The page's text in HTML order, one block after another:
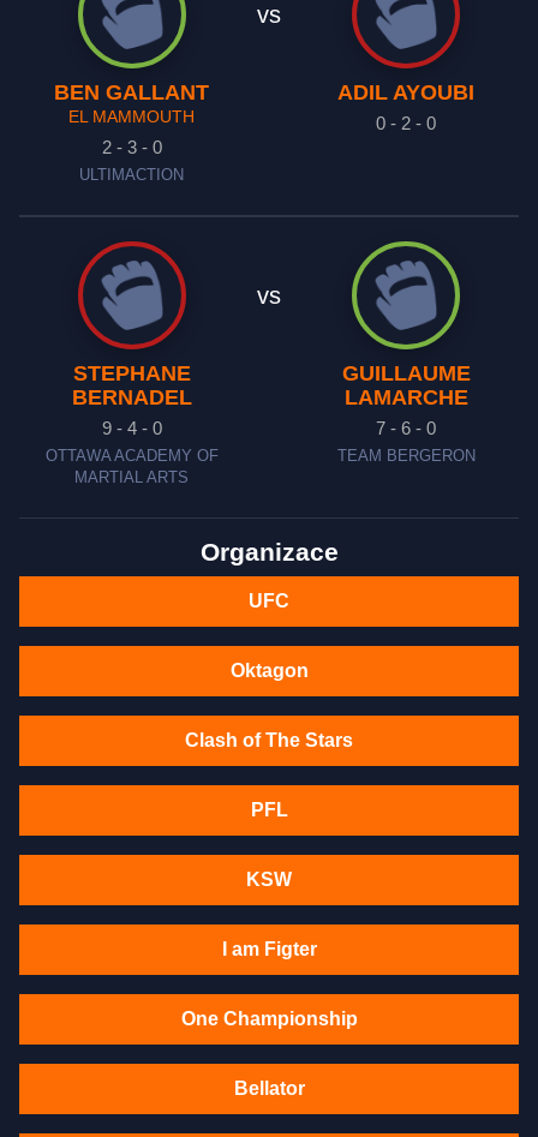
BEN GALLANT
EL MAMMOUTH
2 - 3 - 0
ULTIMACTION
vs
ADIL AYOUBI
0 - 2 - 0
STEPHANE
BERNADEL
9 - 4 - 0
OTTAWA ACADEMY OF
MARTIAL ARTS
vs
GUILLAUME
LAMARCHE
7 - 6 - 0
TEAM BERGERON
Organizace
UFC
Oktagon
Clash of The Stars
PFL
KSW
I am Figter
One Championship
Bellator